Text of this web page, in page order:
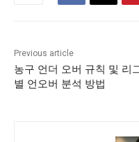
Previous article
농구 언더 오버 규칙 및 리
별 언오버 분석 방법